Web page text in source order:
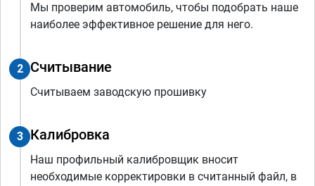
Мы проверим автомобиль, чтобы подобрать наше
наиболее эффективное решение для него.
2 Считывание
Считываем заводскую прошивку
3 Калибровка
Наш профильный калибровщик вносит
необходимые корректировки в считанный файл, в